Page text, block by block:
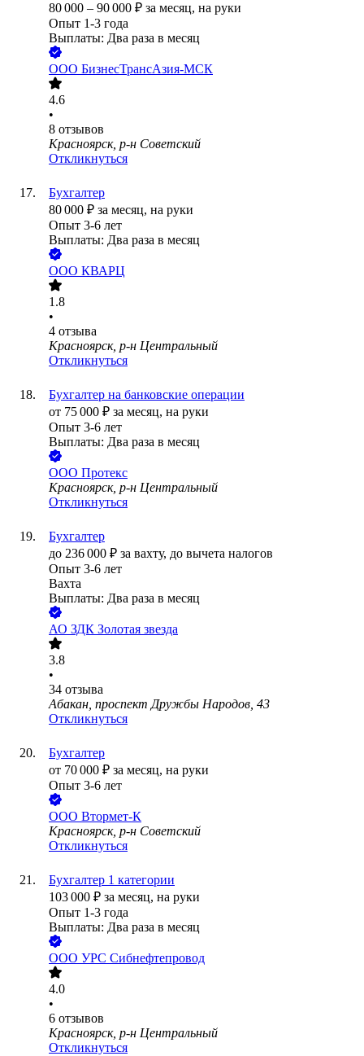
80 000 – 90 000 ₽ за месяц, на руки
Опыт 1-3 года
Выплаты: Два раза в месяц
ООО БизнесТрансАзия-МСК
4.6
•
8 отзывов
Красноярск, р-н Советский
Откликнуться
Бухгалтер
80 000 ₽ за месяц, на руки
Опыт 3-6 лет
Выплаты: Два раза в месяц
ООО КВАРЦ
1.8
•
4 отзыва
Красноярск, р-н Центральный
Откликнуться
Бухгалтер на банковские операции
от 75 000 ₽ за месяц, на руки
Опыт 3-6 лет
Выплаты: Два раза в месяц
ООО Протекс
Красноярск, р-н Центральный
Откликнуться
Бухгалтер
до 236 000 ₽ за вахту, до вычета налогов
Опыт 3-6 лет
Вахта
Выплаты: Два раза в месяц
АО ЗДК Золотая звезда
3.8
•
34 отзыва
Абакан, проспект Дружбы Народов, 43
Откликнуться
Бухгалтер
от 70 000 ₽ за месяц, на руки
Опыт 3-6 лет
ООО Втормет-К
Красноярск, р-н Советский
Откликнуться
Бухгалтер 1 категории
103 000 ₽ за месяц, на руки
Опыт 1-3 года
Выплаты: Два раза в месяц
ООО УРС Сибнефтепровод
4.0
•
6 отзывов
Красноярск, р-н Центральный
Откликнуться